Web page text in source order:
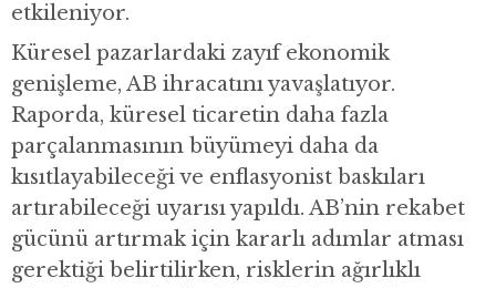
etkileniyor.
Küresel pazarlardaki zayıf ekonomik
genişleme, AB ihracatını yavaşlatıyor.
Raporda, küresel ticaretin daha fazla
parçalanmasının büyümeyi daha da
kısıtlayabileceği ve enflasyonist baskıları
artırabileceği uyarısı yapıldı. AB’nin rekabet
gücünü artırmak için kararlı adımlar atması
gerektiği belirtilirken, risklerin ağırlıklı